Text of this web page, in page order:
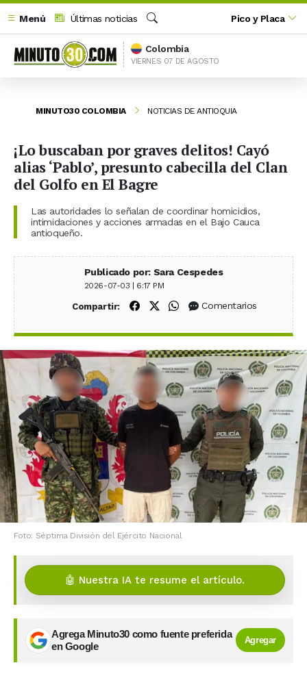
Menú
Últimas noticias
Buscar
Pico y Placa
Colombia
VIERNES 07 DE AGOSTO
MINUTO30 COLOMBIA NOTICIAS DE ANTIOQUIA
¡Lo buscaban por graves delitos! Cayó
alias ‘Pablo’, presunto cabecilla del Clan
del Golfo en El Bagre
Las autoridades lo señalan de coordinar homicidios,
intimidaciones y acciones armadas en el Bajo Cauca
antioqueño.
Publicado por: Sara Cespedes
2026-07-03 | 6:17 PM
Compartir: Compartir en Facebook
Compartir en X (Twitter)
Compartir en WhatsApp
Comentarios
Foto: Séptima División del Ejército Nacional
🤖 Nuestra IA te resume el artículo.
Agrega Minuto30 como fuente preferida
en Google
Agregar